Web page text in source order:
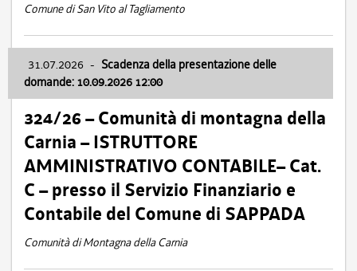
Comune di San Vito al Tagliamento
31.07.2026 - Scadenza della presentazione delle
domande: 10.09.2026 12:00
324/26 – Comunità di montagna della
Carnia – ISTRUTTORE
AMMINISTRATIVO CONTABILE– Cat.
C – presso il Servizio Finanziario e
Contabile del Comune di SAPPADA
Comunità di Montagna della Carnia